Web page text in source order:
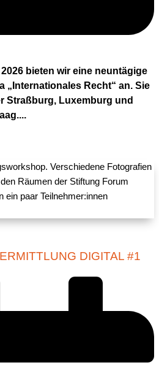
bieten wir eine neuntägige
„Internationales Recht“ an. Sie
Straßburg, Luxemburg und
DIGITAL #1